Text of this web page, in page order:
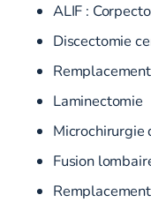
ALIF :
Discectomie
Laminectomie
Microchirurgie
Fusion